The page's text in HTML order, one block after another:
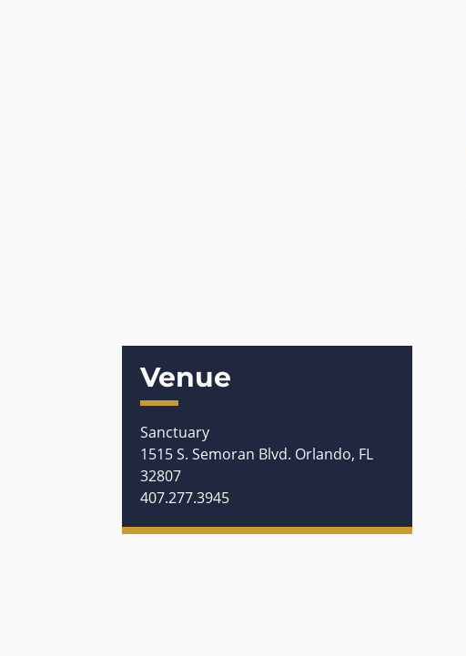
Venue
Sanctuary
1515 S. Semoran Blvd. Orlando, FL
32807
407.277.3945